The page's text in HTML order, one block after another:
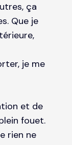
ça
Que je
je me
et de
fouet.
rien ne